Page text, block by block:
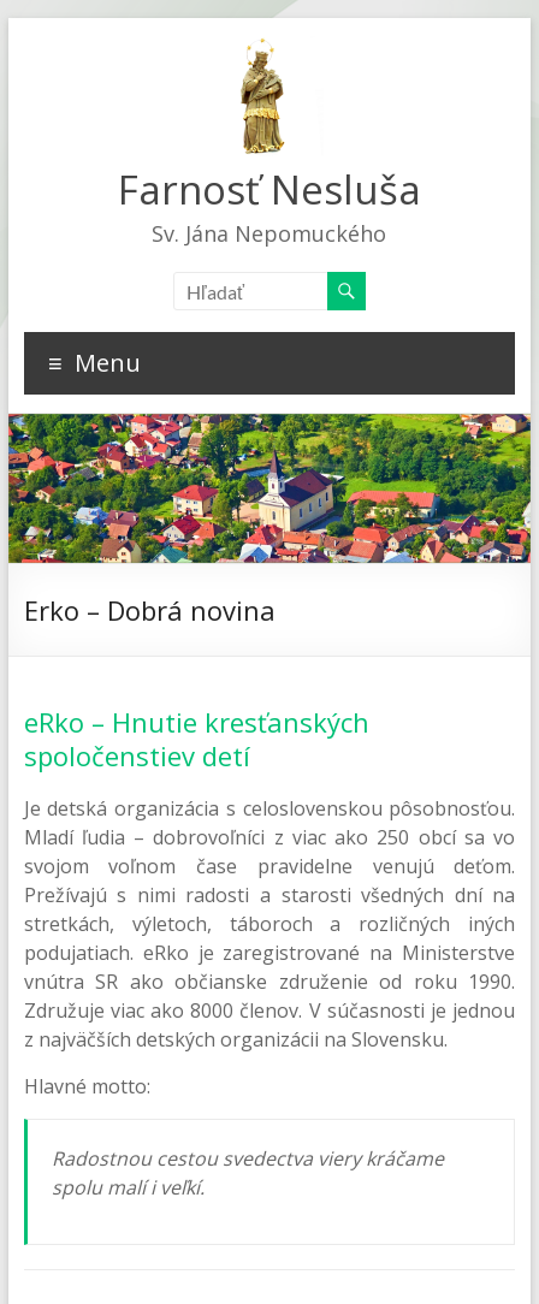
Farnosť Nesluša
Sv. Jána Nepomuckého
Menu
Erko – Dobrá novina
eRko – Hnutie kresťanských
spoločenstiev detí
Je detská organizácia s celoslovenskou pôsobnosťou.
Mladí ľudia – dobrovoľníci z viac ako 250 obcí sa vo
svojom voľnom čase pravidelne venujú deťom.
Prežívajú s nimi radosti a starosti všedných dní na
stretkách, výletoch, táboroch a rozličných iných
podujatiach. eRko je zaregistrované na Ministerstve
vnútra SR ako občianske združenie od roku 1990.
Združuje viac ako 8000 členov. V súčasnosti je jednou
z najväčších detských organizácii na Slovensku.
Hlavné motto:
Radostnou cestou svedectva viery kráčame
spolu malí i veľkí.